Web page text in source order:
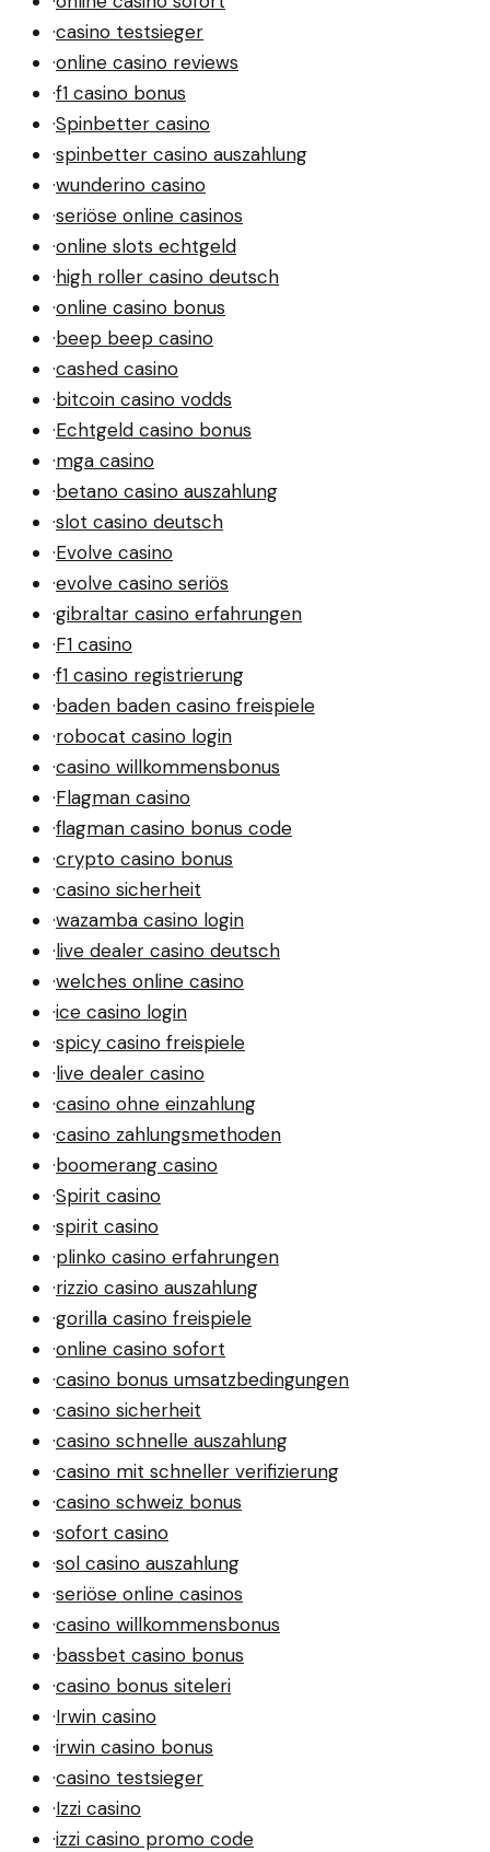
·casino testsieger
·online casino reviews
·f1 casino bonus
·Spinbetter casino
·spinbetter casino auszahlung
·wunderino casino
·seriöse online casinos
·online slots echtgeld
·high roller casino deutsch
·online casino bonus
·beep beep casino
·cashed casino
·bitcoin casino vodds
·Echtgeld casino bonus
·mga casino
·betano casino auszahlung
·slot casino deutsch
·Evolve casino
·evolve casino seriös
·gibraltar casino erfahrungen
·F1 casino
·f1 casino registrierung
·baden baden casino freispiele
·robocat casino login
·casino willkommensbonus
·Flagman casino
·flagman casino bonus code
·crypto casino bonus
·casino sicherheit
·wazamba casino login
·live dealer casino deutsch
·welches online casino
·ice casino login
·spicy casino freispiele
·live dealer casino
·casino ohne einzahlung
·casino zahlungsmethoden
·boomerang casino
·Spirit casino
·spirit casino
·plinko casino erfahrungen
·rizzio casino auszahlung
·gorilla casino freispiele
·online casino sofort
·casino bonus umsatzbedingungen
·casino sicherheit
·casino schnelle auszahlung
·casino mit schneller verifizierung
·casino schweiz bonus
·sofort casino
·sol casino auszahlung
·seriöse online casinos
·casino willkommensbonus
·bassbet casino bonus
·casino bonus siteleri
·Irwin casino
·irwin casino bonus
·casino testsieger
·Izzi casino
·izzi casino promo code